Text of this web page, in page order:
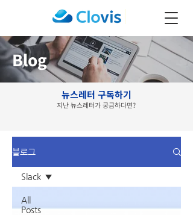
Blog
뉴스레터 구독하기
지난 뉴스레터가 궁금하다면?
블로그
All
Posts
Slack